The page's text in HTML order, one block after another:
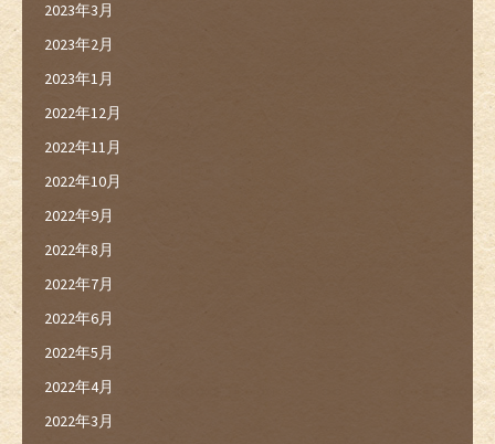
2023年3月
2023年2月
2023年1月
2022年12月
2022年11月
2022年10月
2022年9月
2022年8月
2022年7月
2022年6月
2022年5月
2022年4月
2022年3月